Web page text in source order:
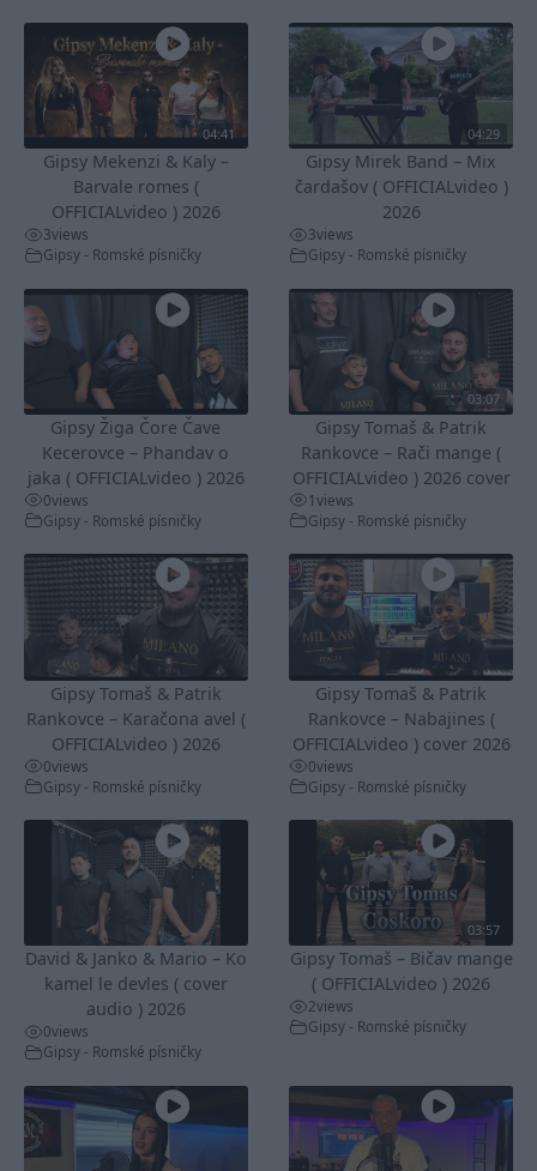
04:41
Gipsy Mekenzi & Kaly –
Barvale romes (
OFFICIALvideo ) 2026
3views
Gipsy - Romské písničky
04:29
Gipsy Mirek Band – Mix
čardašov ( OFFICIALvideo )
2026
3views
Gipsy - Romské písničky
Gipsy Žiga Čore Čave
Kecerovce – Phandav o
jaka ( OFFICIALvideo ) 2026
0views
Gipsy - Romské písničky
03:07
Gipsy Tomaš & Patrik
Rankovce – Rači mange (
OFFICIALvideo ) 2026 cover
1views
Gipsy - Romské písničky
Gipsy Tomaš & Patrik
Rankovce – Karačona avel (
OFFICIALvideo ) 2026
0views
Gipsy - Romské písničky
Gipsy Tomaš & Patrik
Rankovce – Nabajines (
OFFICIALvideo ) cover 2026
0views
Gipsy - Romské písničky
David & Janko & Mario – Ko
kamel le devles ( cover
audio ) 2026
0views
Gipsy - Romské písničky
03:57
Gipsy Tomaš – Bičav mange
( OFFICIALvideo ) 2026
2views
Gipsy - Romské písničky